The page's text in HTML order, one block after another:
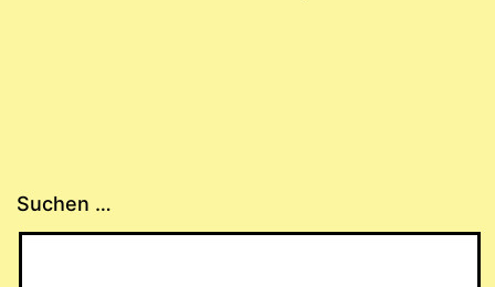
Suchen …